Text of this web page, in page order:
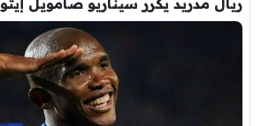
ريال مدريد يكرر سيناريو صامويل إيتو